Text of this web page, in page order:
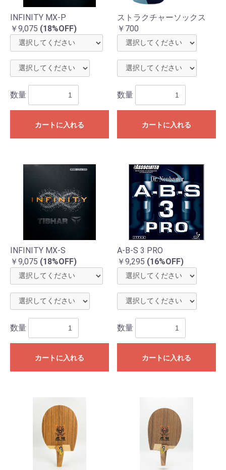
INFINITY MX-P
￥9,075 (18%OFF)
数量
カートに入れる
ストラクチャーソックス
￥700
数量
カートに入れる
INFINITY MX-S
￥9,075 (18%OFF)
数量
カートに入れる
A-B-S 3 PRO
￥9,295 (16%OFF)
数量
カートに入れる